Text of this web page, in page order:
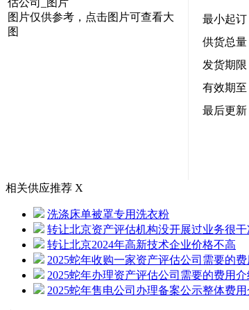
图片仅供参考，点击图片可查看大
图
最小起订
供货总量
发货期限
有效期至
最后更新
相关供应推荐 X
洗涤床单被罩专用洗衣粉
转让北京资产评估机构没开展过业务很干
转让北京2024年高新技术企业价格不高
2025蛇年收购一家资产评估公司需要的
2025蛇年办理资产评估公司需要的费用介
2025蛇年售电公司办理备案公示整体费用